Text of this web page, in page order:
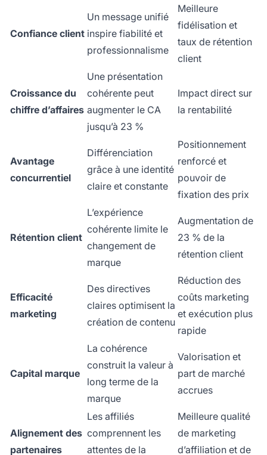
Confiance client
Un message unifié
inspire fiabilité et
professionnalisme
Meilleure
fidélisation et
taux de rétention
client
Croissance du
chiffre d’affaires
Une présentation
cohérente peut
augmenter le CA
jusqu’à 23 %
Impact direct sur
la rentabilité
Avantage
concurrentiel
Différenciation
grâce à une identité
claire et constante
Positionnement
renforcé et
pouvoir de
fixation des prix
Rétention client
L’expérience
cohérente limite le
changement de
marque
Augmentation de
23 % de la
rétention client
Efficacité
marketing
Des directives
claires optimisent la
création de contenu
Réduction des
coûts marketing
et exécution plus
rapide
Capital marque
La cohérence
construit la valeur à
long terme de la
marque
Valorisation et
part de marché
accrues
Alignement des
partenaires
Les affiliés
comprennent les
attentes de la
Meilleure qualité
de marketing
d’affiliation et de